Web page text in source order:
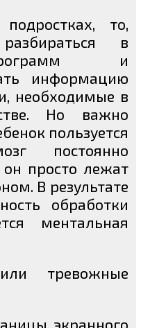
то,
в
и
информацию
необходимые в
Но важно
пользуется
постоянно
просто лежат
В результате
обработки
ментальная
тревожные
экранного